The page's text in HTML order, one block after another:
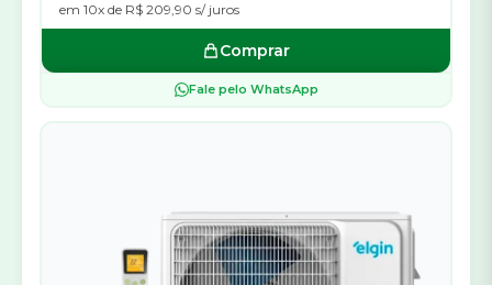
em 10x de R$ 209,90 s/ juros
Comprar
Fale pelo WhatsApp